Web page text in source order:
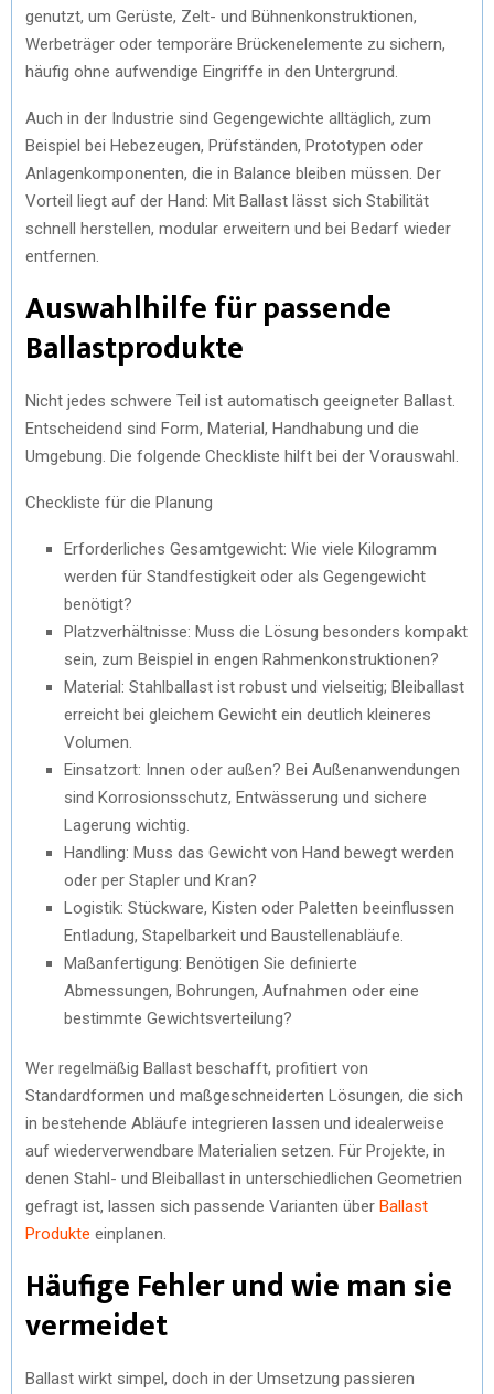
genutzt, um Gerüste, Zelt- und Bühnenkonstruktionen,
Werbeträger oder temporäre Brückenelemente zu sichern,
häufig ohne aufwendige Eingriffe in den Untergrund.
Auch in der Industrie sind Gegengewichte alltäglich, zum
Beispiel bei Hebezeugen, Prüfständen, Prototypen oder
Anlagenkomponenten, die in Balance bleiben müssen. Der
Vorteil liegt auf der Hand: Mit Ballast lässt sich Stabilität
schnell herstellen, modular erweitern und bei Bedarf wieder
entfernen.
Auswahlhilfe für passende
Ballastprodukte
Nicht jedes schwere Teil ist automatisch geeigneter Ballast.
Entscheidend sind Form, Material, Handhabung und die
Umgebung. Die folgende Checkliste hilft bei der Vorauswahl.
Checkliste für die Planung
Erforderliches Gesamtgewicht: Wie viele Kilogramm
werden für Standfestigkeit oder als Gegengewicht
benötigt?
Platzverhältnisse: Muss die Lösung besonders kompakt
sein, zum Beispiel in engen Rahmenkonstruktionen?
Material: Stahlballast ist robust und vielseitig; Bleiballast
erreicht bei gleichem Gewicht ein deutlich kleineres
Volumen.
Einsatzort: Innen oder außen? Bei Außenanwendungen
sind Korrosionsschutz, Entwässerung und sichere
Lagerung wichtig.
Handling: Muss das Gewicht von Hand bewegt werden
oder per Stapler und Kran?
Logistik: Stückware, Kisten oder Paletten beeinflussen
Entladung, Stapelbarkeit und Baustellenabläufe.
Maßanfertigung: Benötigen Sie definierte
Abmessungen, Bohrungen, Aufnahmen oder eine
bestimmte Gewichtsverteilung?
Wer regelmäßig Ballast beschafft, profitiert von
Standardformen und maßgeschneiderten Lösungen, die sich
in bestehende Abläufe integrieren lassen und idealerweise
auf wiederverwendbare Materialien setzen. Für Projekte, in
denen Stahl- und Bleiballast in unterschiedlichen Geometrien
gefragt ist, lassen sich passende Varianten über Ballast
Produkte einplanen.
Häufige Fehler und wie man sie
vermeidet
Ballast wirkt simpel, doch in der Umsetzung passieren